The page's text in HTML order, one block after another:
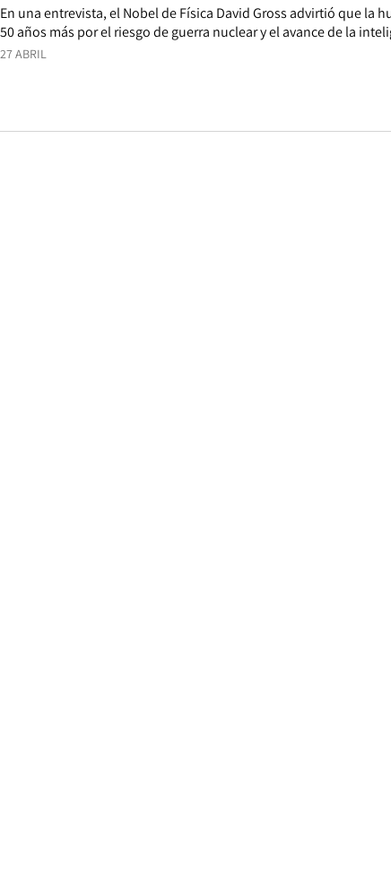
27 ABRIL
En una entrevista, el Nobel de Física David Gross advirtió que la
50 años más por el riesgo de guerra nuclear y el avance de la